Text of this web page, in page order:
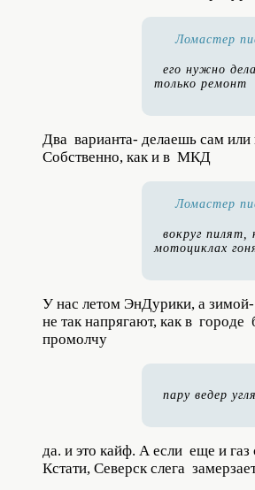
Ломастер
его нужно
только ремонт
Два варианта- делаешь сам
Собственно, как и в МКД
Ломастер
вокруг пилят,
мотоциклах
У нас летом ЭнДурики, а
не так напрягают, как в
промолчу
пару ведер
да. и это кайф. А если еще и газ
Кстати, Северск слега